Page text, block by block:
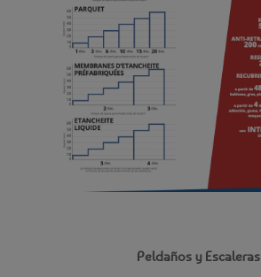
Peldaños y Escaleras